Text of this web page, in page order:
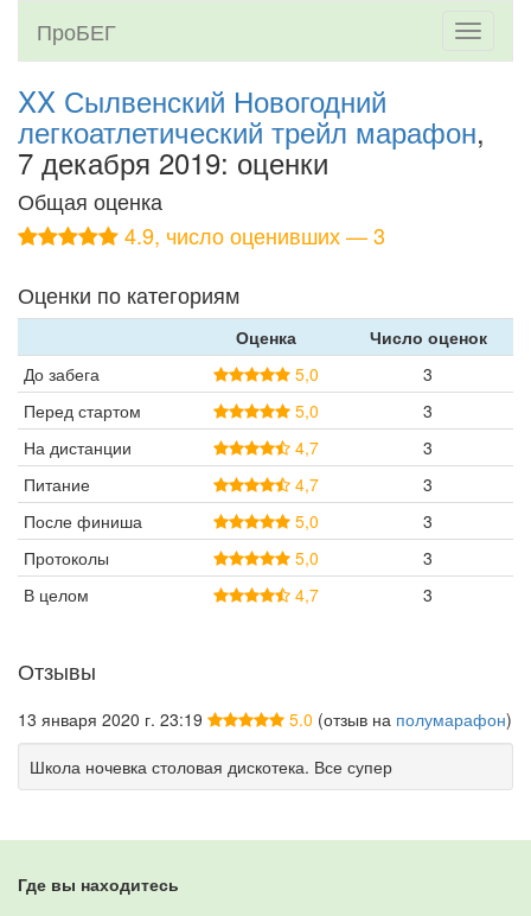
Toggle
ПроБЕГ
XX Сылвенский Новогодний
легкоатлетический трейл марафон,
7 декабря 2019: оценки
Общая оценка
4.9, число оценивших — 3
Оценки по категориям
Оценка
Число оценок
До забега
5,0
3
Перед стартом
5,0
3
На дистанции
4,7
3
Питание
4,7
3
После финиша
5,0
3
Протоколы
5,0
3
В целом
4,7 3
Отзывы
13 января 2020 г. 23:19 5.0 (отзыв на полумарафон)
Школа ночевка столовая дискотека. Все супер
Где вы находитесь